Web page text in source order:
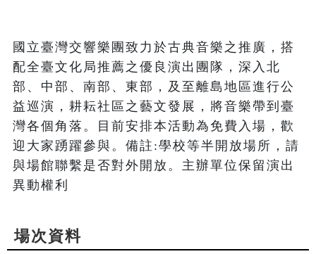
國立臺灣交響樂團致力於古典音樂之推廣，搭
配全臺文化局推薦之優良演出團隊，深入北
部、中部、南部、東部，及至離島地區進行公
益巡演，耕耘社區之藝文發展，將音樂帶到臺
灣各個角落。目前安排本活動為免費入場，歡
迎大家踴躍參與。備註:學校等半開放場所，請
與場館聯繫是否對外開放。主辦單位保留演出
異動權利
場次資料